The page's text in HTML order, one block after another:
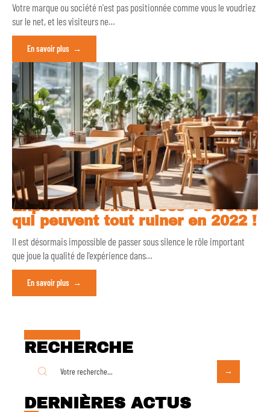
Votre marque ou société n'est pas positionnée comme vous le voudriez
sur le net, et les visiteurs ne…
En savoir plus
Expérience client : ces 4 erreurs
qui peuvent tout ruiner en 2022 !
Il est désormais impossible de passer sous silence le rôle important
que joue la qualité de l’expérience dans…
En savoir plus
RECHERCHE
DERNIÈRES ACTUS